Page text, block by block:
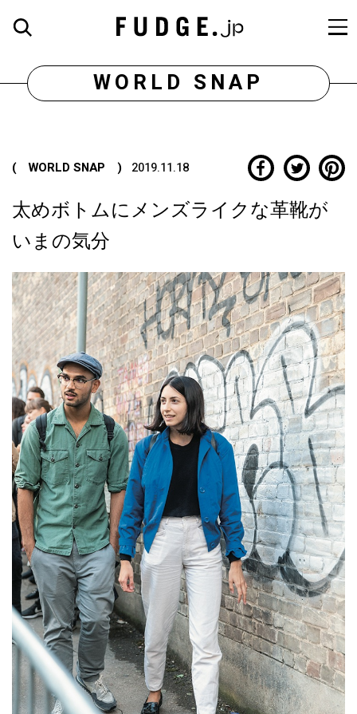
WORLD SNAP
( WORLD SNAP ) 2019.11.18
太めボトムにメンズライクな革靴が
いまの気分